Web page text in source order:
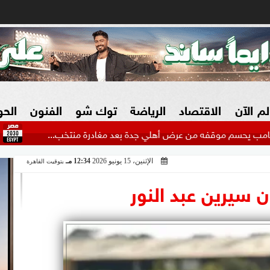
الآن الاقتصاد
الزراعة فى مصر
سوق العقارات
المسؤولية المجتمعية
الرياضة
بطولات عربية
بطولات أوروبية
بطولات عالمية
توك شو الفنون
كواليس مران من عرض أهلي جدة بعد مغادرة منتخب...
الإثنين، 15 يونيو 2026 12:34 مـ بتوقيت القاهرة
عبد النور